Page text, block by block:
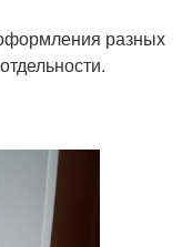
разных